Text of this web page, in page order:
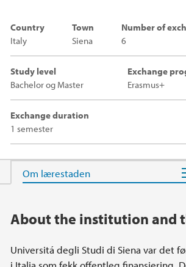
Country
Italy
Town
Siena
Number of
6
Study level
Bachelor og Master
Exchange
Erasmus+
Exchange duration
1 semester
Main content
About the institution and
Universitá degli Studi di Siena var det